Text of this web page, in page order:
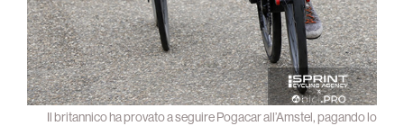
Il britannico ha provato a seguire Pogacar all’Amstel, pagando lo